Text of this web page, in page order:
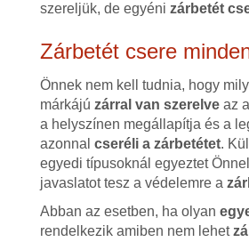
szereljük, de egyéni zárbetét
Zárbetét csere
Önnek nem kell tudnia, hogy
márkájú zárral van szerelveaz
a helyszínen megállapítja és a
azonnal cseréli a zárbetétet.
egyedi típusoknál egyeztet
javaslatot tesz a védelemre a
Abban az esetben, ha olyan
rendelkezik amiben nem lehet